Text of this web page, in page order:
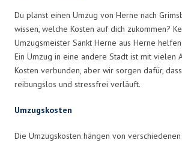
Du planst einen Umzug von Herne nach
wissen, welche Kosten auf dich zukommen?
Umzugsmeister Sankt Herne aus Herne
Ein Umzug in eine andere Stadt ist mit vielen
Kosten verbunden, aber wir sorgen dafür,
reibungslos und stressfrei verläuft.
Umzugskosten
Die Umzugskosten hängen von